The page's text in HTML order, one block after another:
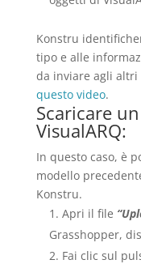
Konstru
tipo e alle
da inviare agli
questo video.
Scaricare
VisualARQ:
In questo caso, è
modello
Konstru.
Apri il file
Grasshopper,
Fai clic sul